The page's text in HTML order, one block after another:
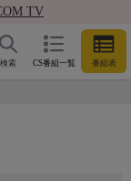
TV
CS番組一覧 番組表
検索